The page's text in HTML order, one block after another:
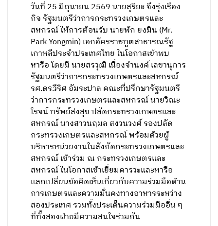
วันที่ 25 มิถุนายน 2569 นายสุริยะ จึงรุ่งเรือง
กิจ รัฐมนตรีว่าการกระทรวงเกษตรและ
สหกรณ์ ให้การต้อนรับ นายพัก ยงมิน (Mr.
Park Yongmin) เอกอัครราชทูตสาธารณรัฐ
เกาหลีประจำประเทศไทย ในโอกาสเข้าพบ
หารือ โดยมี นายสรวุฒิ เนื่องจำนงค์ เลขานุการ
รัฐมนตรีว่าการกระทรวงเกษตรและสหกรณ์
รศ.ดร.วีริศ อัมระปาล คณะที่ปรึกษารัฐมนตรี
ว่าการกระทรวงเกษตรและสหกรณ์ นายวิณะ
โรจน์ ทรัพย์ส่งสุข ปลัดกระทรวงเกษตรและ
สหกรณ์ นางสาวนฤมล สงวนวงศ์ รองปลัด
กระทรวงเกษตรและสหกรณ์ พร้อมด้วยผู้
บริหารหน่วยงานในสังกัดกระทรวงเกษตรและ
สหกรณ์ เข้าร่วม ณ กระทรวงเกษตรและ
สหกรณ์ ในโอกาสเข้าเยี่ยมคารวะและหารือ
แลกเปลี่ยนข้อคิดเห็นเกี่ยวกับความร่วมมือด้าน
การเกษตรและความมั่นคงทางอาหารระหว่าง
สองประเทศ รวมทั้งประเด็นความร่วมมืออื่น ๆ
ที่ทั้งสองฝ่ายมีความสนใจร่วมกัน